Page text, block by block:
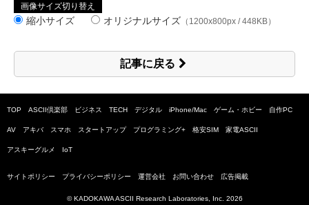
画像サイズ切り替え
縮小サイズ オリジナルサイズ （1200x800px / 448KB）
記事に戻る
TOP ASCII倶楽部 ビジネス TECH デジタル iPhone/Mac ゲーム・ホビー 自作PC
AV アキバ スマホ スタートアップ プログラミング+ 格安SIM 家電ASCII
アスキーグルメ IoT
サイトポリシー プライバシーポリシー 運営会社 お問い合わせ 広告掲載
© KADOKAWA ASCII Research Laboratories, Inc. 2026